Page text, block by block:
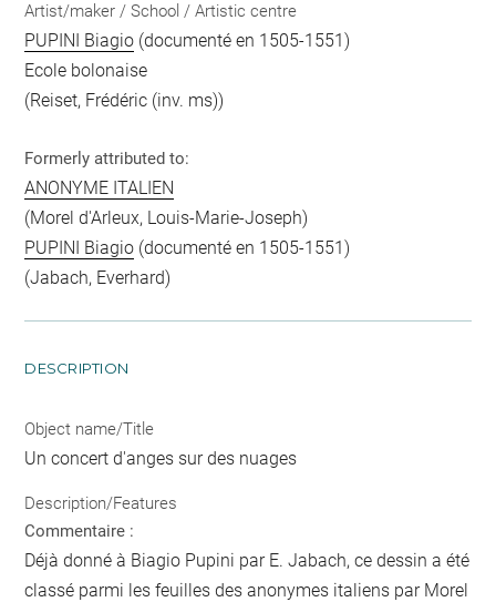
Artist/maker / School / Artistic centre
PUPINI Biagio (documenté en 1505-1551)
Ecole bolonaise
(Reiset, Frédéric (inv. ms))
Formerly attributed to:
ANONYME ITALIEN
(Morel d'Arleux, Louis-Marie-Joseph)
PUPINI Biagio (documenté en 1505-1551)
(Jabach, Everhard)
DESCRIPTION
Object name/Title
Un concert d'anges sur des nuages
Description/Features
Commentaire :
Déjà donné à Biagio Pupini par E. Jabach, ce dessin a été
classé parmi les feuilles des anonymes italiens par Morel